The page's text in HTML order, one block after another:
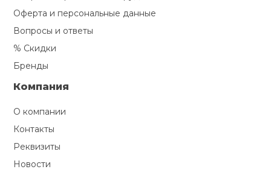
Оферта и персональные данные
Вопросы и ответы
% Скидки
Бренды
Компания
О компании
Контакты
Реквизиты
Новости